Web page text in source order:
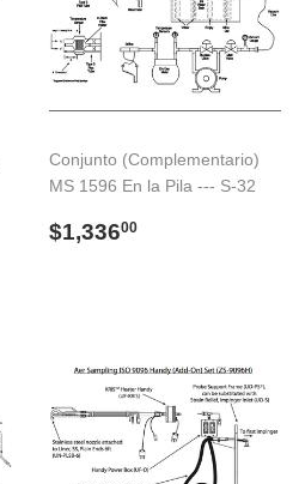
Conjunto (Complementario)
MS 1596 En la Pila --- S-32
Precio
$1,33600